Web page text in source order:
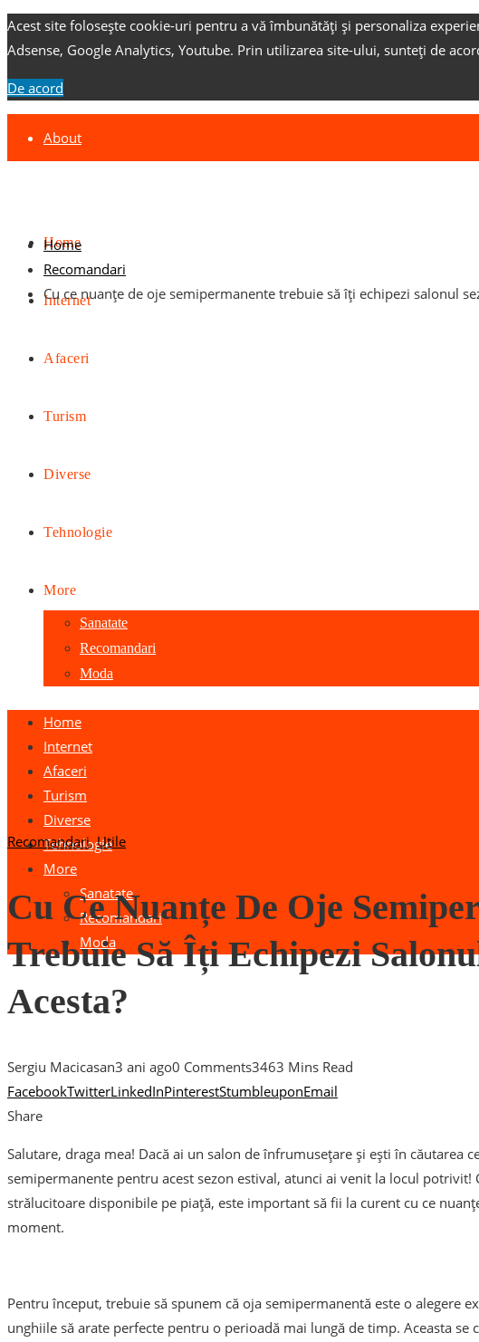
Acest site folosește cookie-uri pentru a vă îmbunătăți și personaliza
Adsense, Google Analytics, Youtube. Prin utilizarea site-ului, sunteți de
De acord
About
Home
Internet
Afaceri
Turism
Diverse
Tehnologie
More
Sanatate
Recomandari
Moda
Home
Internet
Afaceri
Turism
Diverse
Tehnologie
More
Sanatate
Recomandari
Moda
Home
Recomandari
Cu ce nuanțe de oje semipermanente trebuie să îți echipezi salonul
Recomandari,Utile
Cu Ce Nuanțe De Oje
Trebuie Să Îți Echipezi
Acesta?
Sergiu Macicasan3 ani ago0 Comments3463 Mins Read
FacebookTwitterLinkedInPinterestStumbleuponEmail
Share
Salutare, draga mea! Dacă ai un salon de înfrumusețare și ești în căutarea
semipermanente pentru acest sezon estival, atunci ai venit la locul potrivit!
strălucitoare disponibile pe piață, este important să fii la curent cu ce
moment.
Pentru început, trebuie să spunem că oja semipermanentă este o alegere
unghiile să arate perfecte pentru o perioadă mai lungă de timp. Aceasta se